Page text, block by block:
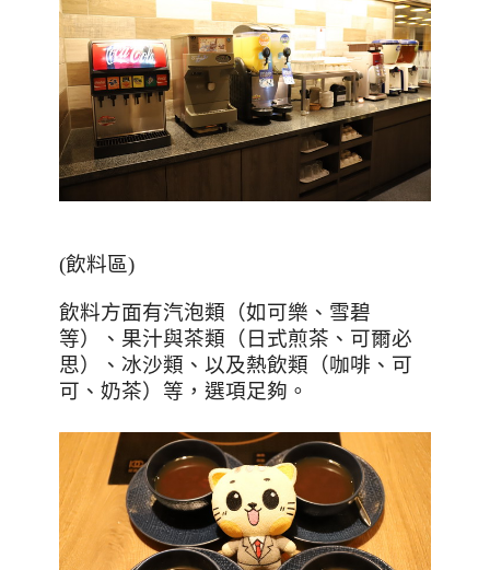
(飲料區)
飲料方面有汽泡類（如可樂、雪碧
等）、果汁與茶類（日式煎茶、可爾必
思）、冰沙類、以及熱飲類（咖啡、可
可、奶茶）等，選項足夠。